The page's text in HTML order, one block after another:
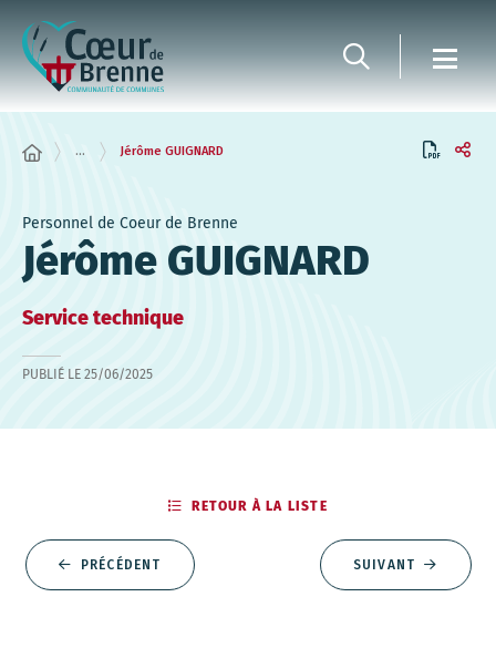
... Jérôme GUIGNARD
Personnel de Coeur de Brenne
Jérôme GUIGNARD
Service technique
PUBLIÉ LE 25/06/2025
PRÉCÉDENT
RETOUR À LA LISTE
SUIVANT